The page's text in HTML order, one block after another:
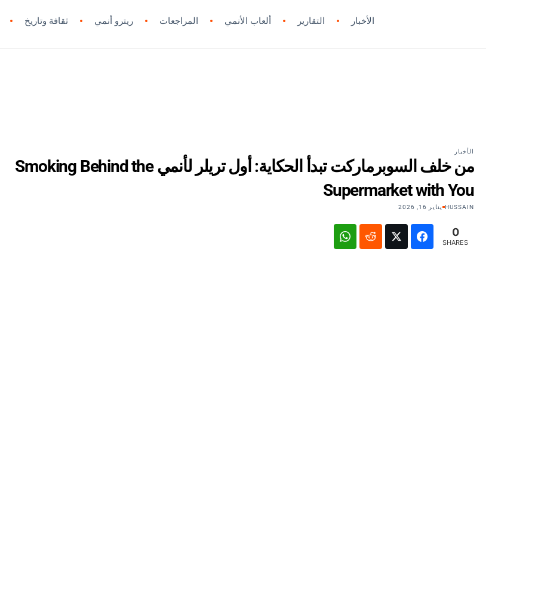
الأخبار التقارير ألعاب الأنمي المراجعات ريترو أنمي ثقافة وتاريخ
الأخبار
من خلف السوبرماركت تبدأ الحكاية: أول تريلر لأنمي Smoking Behind the
Supermarket with You
HUSSAIN يناير 16, 2026
0
SHARES